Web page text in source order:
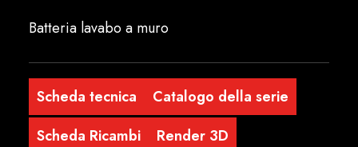
Batteria lavabo a muro
Scheda tecnica
Catalogo della serie
Scheda Ricambi
Render 3D